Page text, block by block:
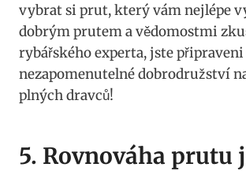
vybrat​ si prut,⁤ který vám nejlépe
dobrým prutem ⁢a ⁣vědomostmi
‍rybářského experta, jste připraveni
nezapomenutelné dobrodružství⁣
plných dravců!
5. ‌Rovnováha prutu